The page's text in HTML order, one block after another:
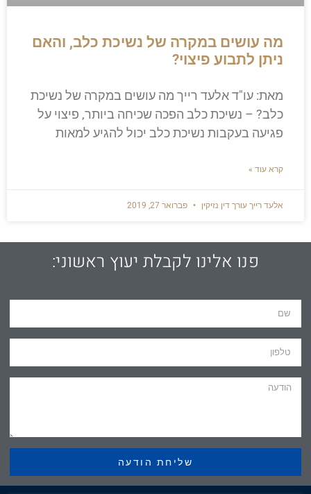
מה עושים במקרה של נשיכת כלב, והאם
ניתן לתבוע פיצוי?
מאת: עו"ד אלעד רייך​ מה עושים במקרה של נשיכת
כלב? – נשיכת כלב הפכה שכיחה ביותר, פיצוי על
פגיעה בעקבות נשיכת כלב יכול להגיע למאות
קרא עוד »
אלעד רייך עורך דין נזיקין פברואר 27, 2019
פנו אלינו לקבלת יעוץ ראשוני:
שליחת הודעה